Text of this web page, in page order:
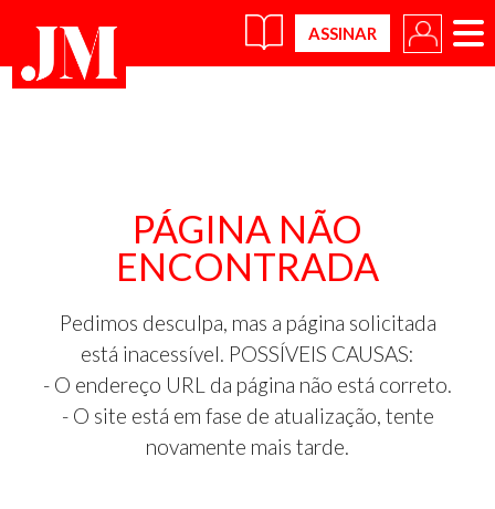
×
PÁGINA NÃO
ENCONTRADA
Pedimos desculpa, mas a página solicitada
está inacessível. POSSÍVEIS CAUSAS:
- O endereço URL da página não está correto.
- O site está em fase de atualização, tente
novamente mais tarde.